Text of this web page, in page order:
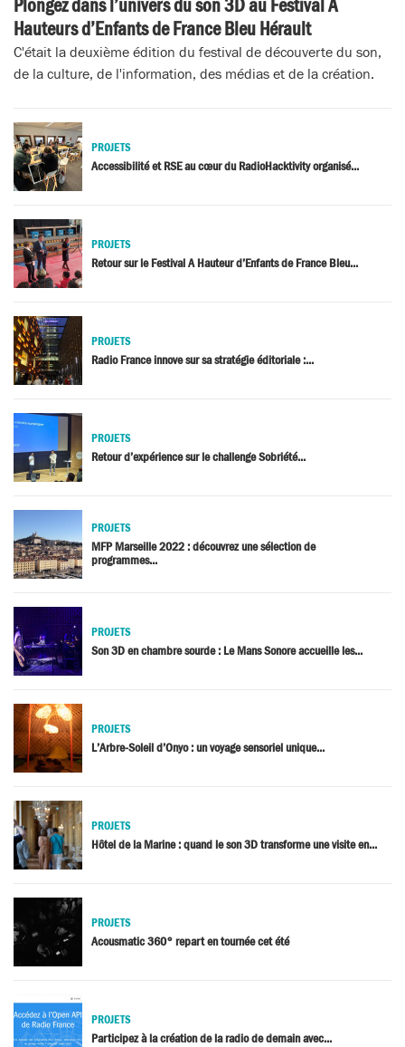
Plongez dans l’univers du son 3D au Festival A
Hauteurs d’Enfants de France Bleu Hérault
C'était la deuxième édition du festival de découverte du son,
de la culture, de l'information, des médias et de la création.
PROJETS
Accessibilité et RSE au cœur du RadioHacktivity organisé...
PROJETS
Retour sur le Festival A Hauteur d’Enfants de France Bleu...
PROJETS
Radio France innove sur sa stratégie éditoriale :...
PROJETS
Retour d’expérience sur le challenge Sobriété...
PROJETS
MFP Marseille 2022 : découvrez une sélection de
programmes...
PROJETS
Son 3D en chambre sourde : Le Mans Sonore accueille les...
PROJETS
L’Arbre-Soleil d’Onyo : un voyage sensoriel unique...
PROJETS
Hôtel de la Marine : quand le son 3D transforme une visite en...
PROJETS
Acousmatic 360° repart en tournée cet été
PROJETS
Participez à la création de la radio de demain avec...